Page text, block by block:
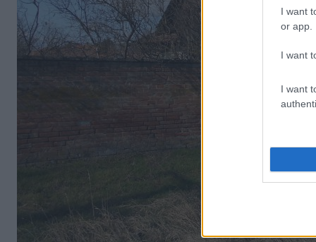
I want
or app.
I want
I want